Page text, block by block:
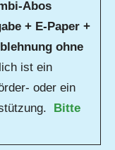
Abos
+ E-Paper +
ohne
ist ein
oder ein
Bitte